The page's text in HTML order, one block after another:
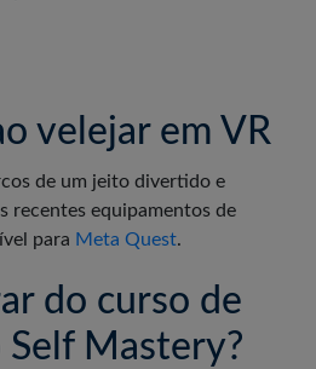
velejar em VR
de um jeito divertido e
recentes equipamentos de
para Meta Quest.
do curso de
Mastery?